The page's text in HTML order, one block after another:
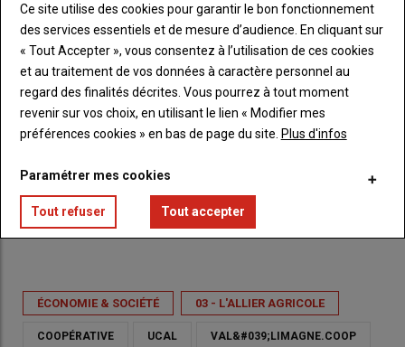
installation qui permettra une parfaite traçabilité des
céréales, attendue par les meuniers, clients de
Val’limagne.coop.
Un emplacement géographique qui n’est pas le fruit du
hasard comme l’explique Vincent Bertholier, directeur de
Val’limagne.coop : «
A Cognat-Lyonne, nous sommes au
C’est aussi un lieu idéal où ce type d’installation aura le
ÉCONOMIE & SOCIÉTÉ 03 - L'ALLIER AGRICOLE
COOPÉRATIVE UCAL VAL&#039;LIMAGNE.COOP
Ce site utilise des cookies pour garantir le bon fonctionnement
des services essentiels et de mesure d’audience. En cliquant sur
« Tout Accepter », vous consentez à l’utilisation de ces cookies
et au traitement de vos données à caractère personnel au
regard des finalités décrites. Vous pourrez à tout moment
revenir sur vos choix, en utilisant le lien « Modifier mes
préférences cookies » en bas de page du site. Plus d'infos
Paramétrer mes cookies
Tout refuser Tout accepter